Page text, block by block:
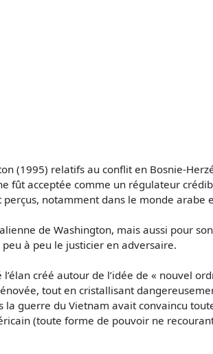
(1995) relatifs au conflit en Bosnie-
fût acceptée comme un régulateur
notamment dans le monde arabe
de Washington, mais aussi pour
à peu le justicier en adversaire.
créé autour de l’idée de « nouvel
tout en cristallisant
guerre du Vietnam avait convaincu
(toute forme de pouvoir ne